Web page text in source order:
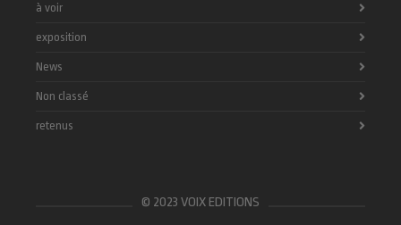
à voir
exposition
News
Non classé
retenus
© 2023 VOIX EDITIONS